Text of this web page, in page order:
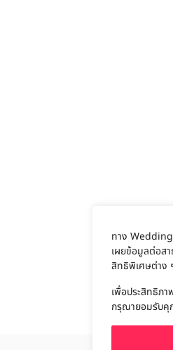
ทาง
เผยข้อมูลต่อส
สิทธิพิเศษต่าง
เพื่อประสิทธิภ
กรุณายอมรับคุ